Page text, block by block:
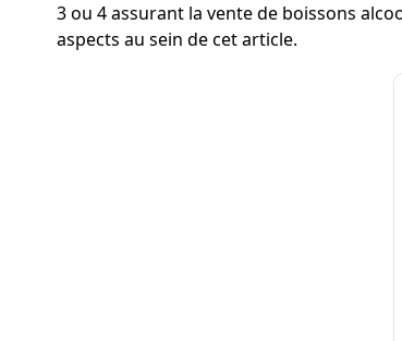
3 ou 4 assurant la vente de boissons
aspects au sein de cet article.